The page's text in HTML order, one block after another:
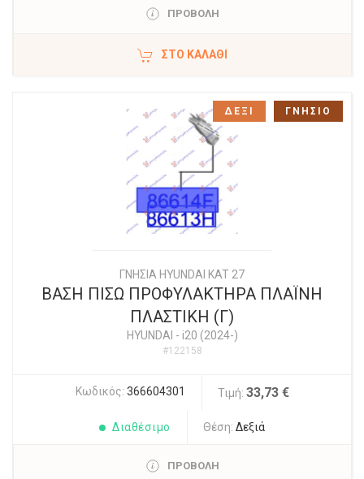
ΠΡΟΒΟΛΗ
ΣΤΟ ΚΑΛΆΘΙ
ΓΝΗΣΙΑ HYUNDAI KAT 27
ΒΑΣΗ ΠΙΣΩ ΠΡΟΦΥΛΑΚΤΗΡΑ ΠΛΑΪΝΗ
ΠΛΑΣΤΙΚΗ (Γ)
HYUNDAI - i20 (2024-)
#122158
Κωδικός: 366604301 Τιμή: 33,73 €
Διαθέσιμο Θέση: Δεξιά
ΠΡΟΒΟΛΗ
ΔΕΞΙ ΓΝΗΣΙΟ